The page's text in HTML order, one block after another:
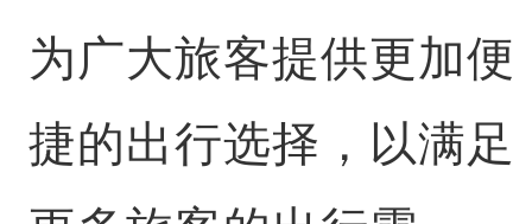
为广大旅客提供更加便
捷的出行选择，以满足